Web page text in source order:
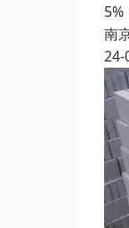
南
24-